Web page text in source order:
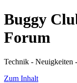
Buggy
Forum
Technik - Neuigkeiten
Zum Inhalt